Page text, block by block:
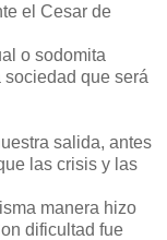
el Cesar de
o sodomita
que será
salida, antes
las crisis y las
manera hizo
dificultad fue